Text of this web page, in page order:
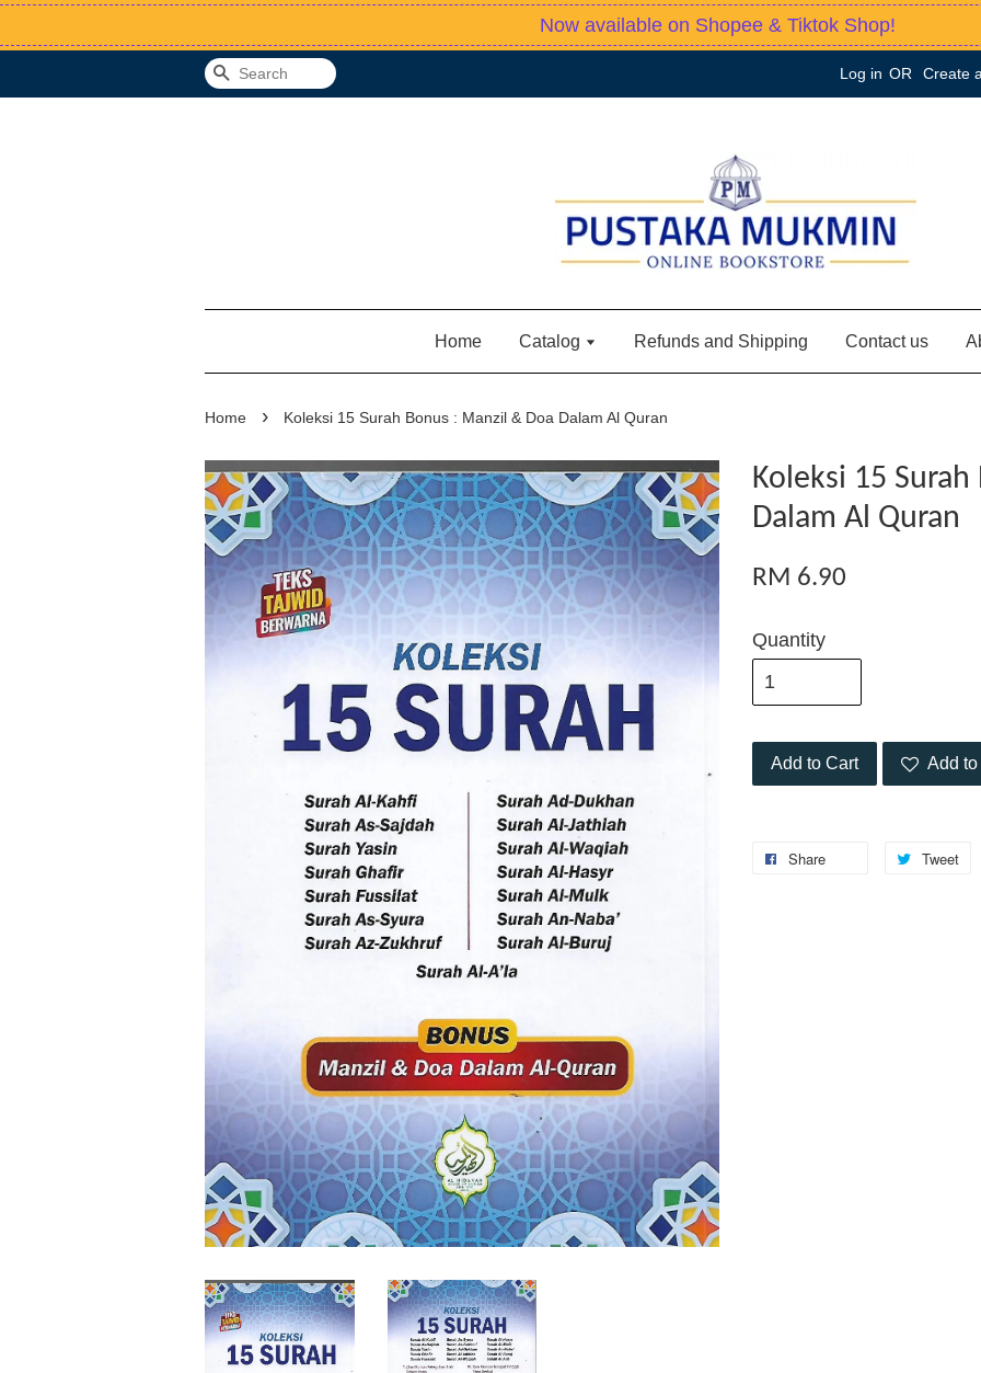
Now available on Shopee & Tiktok Shop!
Search Log in OR Create
Home Catalog Refunds and Shipping Contact us
Home › Koleksi 15 Surah Bonus : Manzil & Doa Dalam Al Quran
Koleksi 15
Dalam Al Quran
RM 6.90
Quantity
Add to Cart Add
Share Tweet